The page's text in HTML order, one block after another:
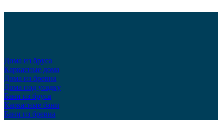
Дома из бруса
Каркасные дома
Дома из бревна
Дома под усадку
Бани из бруса
Каркасные бани
Бани из бревна